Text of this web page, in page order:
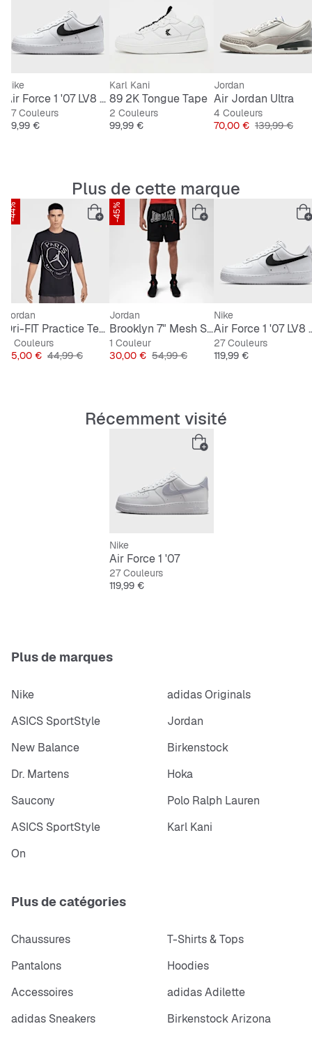
Nike
Air Force 1 '07 LV8 Tech
27 Couleurs
Prix
119,99 €
Karl Kani
89 2K Tongue Tape
2 Couleurs
Prix
99,99 €
Jordan
Air Jordan Ultra
4 Couleurs
Prix
70,00 € Prix original
139,99 €
Plus de cette marque
-44%
Jordan
Dri-FIT Practice Tee PSG
2 Couleurs
Prix
25,00 € Prix original
44,99 €
-45%
Jordan
Brooklyn 7" Mesh Shorts
1 Couleur
Prix
30,00 € Prix original
54,99 €
Nike
Air
27 Couleurs
Prix
119,99 €
Récemment visité
Nike
Air Force 1 '07
27 Couleurs
Prix
119,99 €
Plus de marques
Nike
adidas Originals
ASICS SportStyle
Jordan
New Balance
Birkenstock
Dr. Martens
Hoka
Saucony
Polo Ralph Lauren
ASICS SportStyle
Karl Kani
On
Plus de catégories
Chaussures
T-Shirts & Tops
Pantalons
Hoodies
Accessoires
adidas Adilette
adidas Sneakers
Birkenstock Arizona